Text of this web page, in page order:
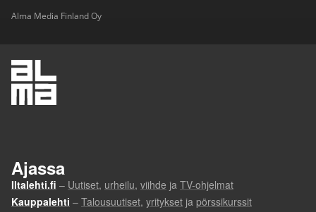
Alma Media Finland Oy